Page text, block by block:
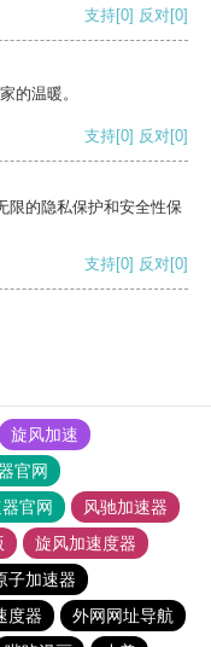
支持[0] 反对[0]
的温暖。
支持[0] 反对[0]
限的隐私保护和安全性保
支持[0] 反对[0]
旋风加速
官网
官网
风驰加速器
旋风加速度器
子加速器
度器
外网网址导航